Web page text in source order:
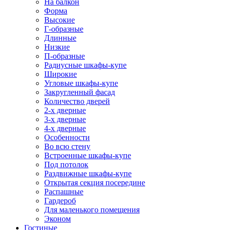
На балкон
Форма
Высокие
Г-образные
Длинные
Низкие
П-образные
Радиусные шкафы-купе
Широкие
Угловые шкафы-купе
Закругленный фасад
Количество дверей
2-х дверные
3-х дверные
4-х дверные
Особенности
Во всю стену
Встроенные шкафы-купе
Под потолок
Раздвижные шкафы-купе
Открытая секция посередине
Распашные
Гардероб
Для маленького помещения
Эконом
Гостиные